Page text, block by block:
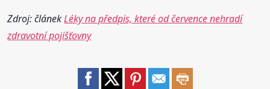
Zdroj: článekLéky na předpis, které od července nehradí
zdravotní pojišťovny